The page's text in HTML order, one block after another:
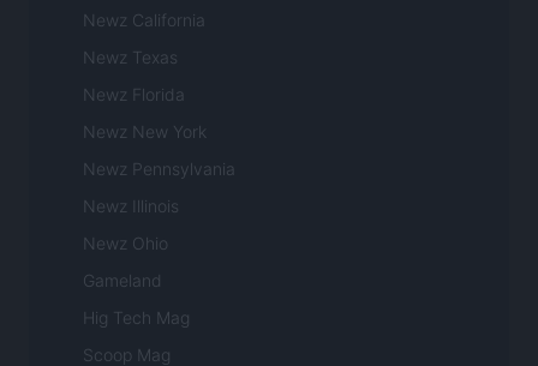
Newz California
Newz Texas
Newz Florida
Newz New York
Newz Pennsylvania
Newz Illinois
Newz Ohio
Gameland
Hig Tech Mag
Scoop Mag